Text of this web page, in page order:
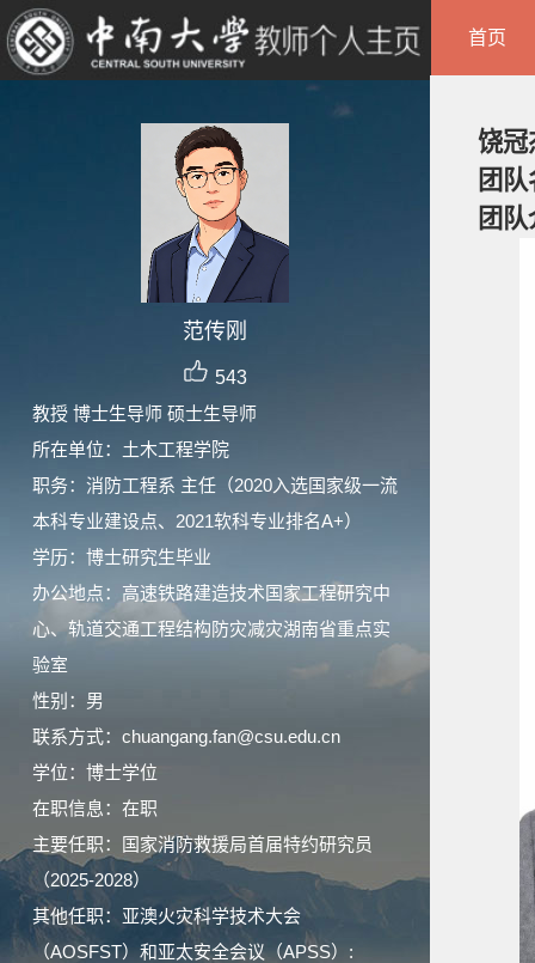
范传刚
543
教授 博士生导师 硕士生导师
所在单位：土木工程学院
职务：消防工程系 主任（2020入选国家级一流
本科专业建设点、2021软科专业排名A+）
学历：博士研究生毕业
办公地点：高速铁路建造技术国家工程研究中
心、轨道交通工程结构防灾减灾湖南省重点实
验室
性别：男
联系方式：chuangang.fan@csu.edu.cn
学位：博士学位
在职信息：在职
主要任职：国家消防救援局首届特约研究员
（2025-2028）
其他任职：亚澳火灾科学技术大会
（AOSFST）和亚太安全会议（APSS）:
首页
饶冠
团
团